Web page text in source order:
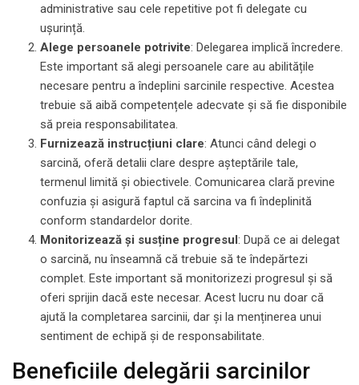
administrative sau cele repetitive pot fi delegate cu
ușurință.
Alege persoanele potrivite: Delegarea implică încredere.
Este important să alegi persoanele care au abilitățile
necesare pentru a îndeplini sarcinile respective. Acestea
trebuie să aibă competențele adecvate și să fie disponibile
să preia responsabilitatea.
Furnizează instrucțiuni clare: Atunci când delegi o
sarcină, oferă detalii clare despre așteptările tale,
termenul limită și obiectivele. Comunicarea clară previne
confuzia și asigură faptul că sarcina va fi îndeplinită
conform standardelor dorite.
Monitorizează și susține progresul: După ce ai delegat
o sarcină, nu înseamnă că trebuie să te îndepărtezi
complet. Este important să monitorizezi progresul și să
oferi sprijin dacă este necesar. Acest lucru nu doar că
ajută la completarea sarcinii, dar și la menținerea unui
sentiment de echipă și de responsabilitate.
Beneficiile delegării sarcinilor